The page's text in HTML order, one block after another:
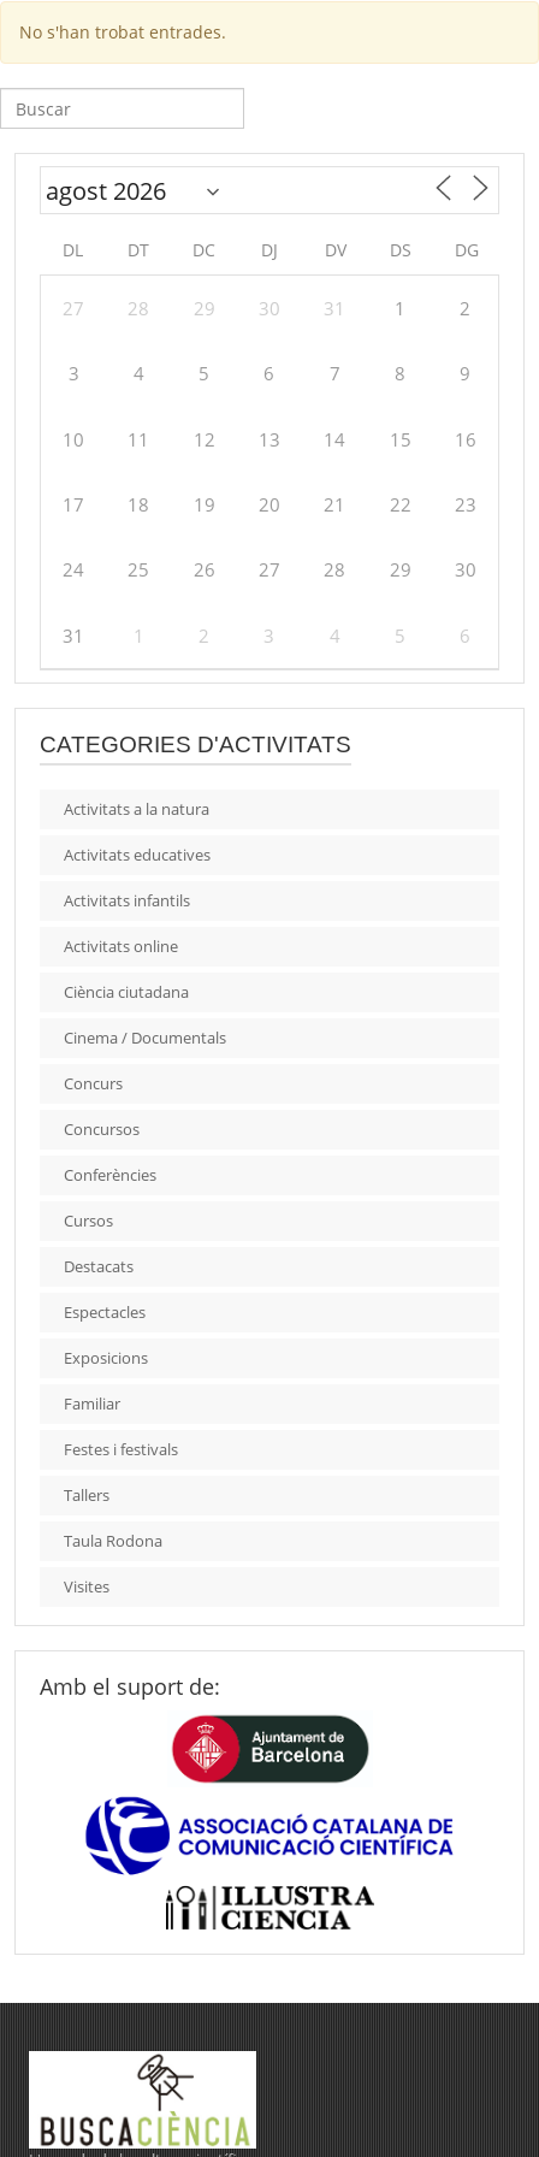
No s'han trobat entrades.
Cerca:
DL DT DC DJ DV DS DG
27 28 29 30 31 1 2
3 4 5 6 7 8 9
10 11 12 13 14 15 16
17 18 19 20 21 22 23
24 25 26 27 28 29 30
31 1 2 3 4 5 6
CATEGORIES D'ACTIVITATS
Activitats a la natura
Activitats educatives
Activitats infantils
Activitats online
Ciència ciutadana
Cinema / Documentals
Concurs
Concursos
Conferències
Cursos
Destacats
Espectacles
Exposicions
Familiar
Festes i festivals
Tallers
Taula Rodona
Visites
Amb el suport de: